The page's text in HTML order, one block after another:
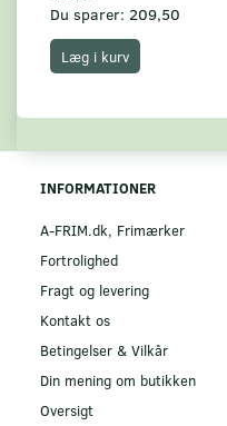
Du sparer: 209,50
Læg i kurv
INFORMATIONER
A-FRIM.dk, Frimærker
Fortrolighed
Fragt og levering
Kontakt os
Betingelser & Vilkår
Din mening om butikken
Oversigt